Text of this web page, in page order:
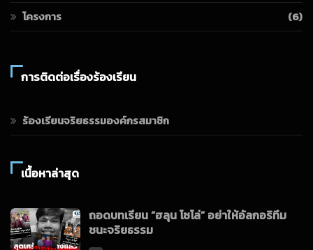
โครงการ
(6)
การติดต่อเรื่องร้องเรียน
ร้องเรียนจริยธรรมองค์กรสมาชิก
เนื้อหาล่าสุด
ถอดบทเรียน “ฮลุน โซโล่” อย่าให้อัลกอริทึม
ชนะจริยธรรม